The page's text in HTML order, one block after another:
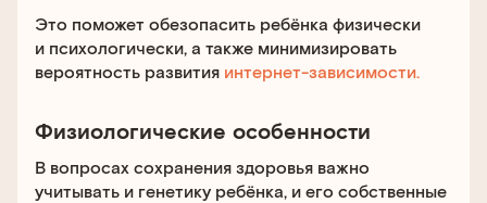
Это поможет обезопасить ребёнка физически
и психологически, а также минимизировать
вероятность развития интернет-зависимости.
Физиологические особенности
В вопросах сохранения здоровья важно
учитывать и генетику ребёнка, и его собственные